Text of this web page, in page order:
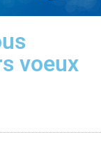
voeux